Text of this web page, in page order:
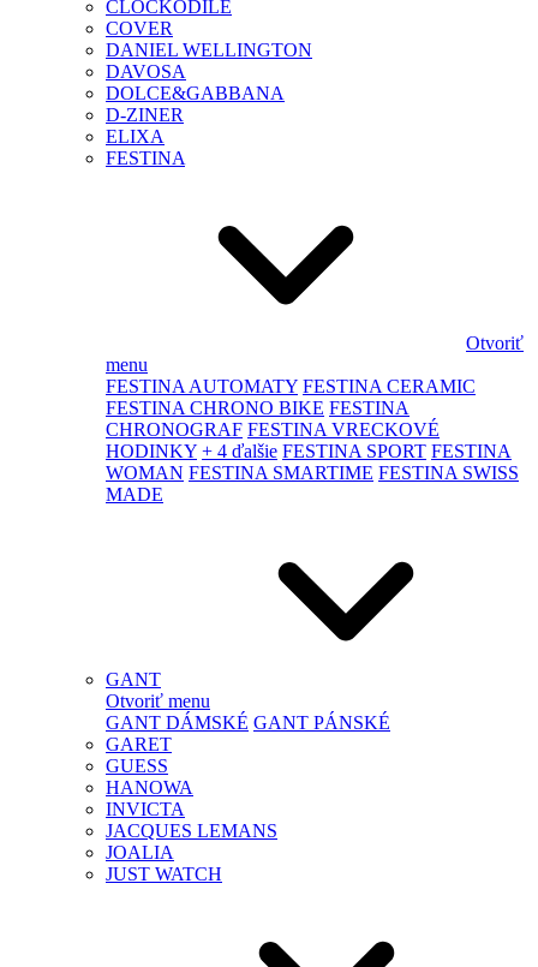
CLOCKODILE
COVER
DANIEL WELLINGTON
DAVOSA
DOLCE&GABBANA
D-ZINER
ELIXA
FESTINA
Otvoriť
menu
FESTINA AUTOMATY FESTINA CERAMIC
FESTINA CHRONO BIKE FESTINA
CHRONOGRAF FESTINA VRECKOVÉ
HODINKY + 4 ďalšie FESTINA SPORT FESTINA
WOMAN FESTINA SMARTIME FESTINA SWISS
MADE
GANT
Otvoriť menu
GANT DÁMSKÉ GANT PÁNSKÉ
GARET
GUESS
HANOWA
INVICTA
JACQUES LEMANS
JOALIA
JUST WATCH